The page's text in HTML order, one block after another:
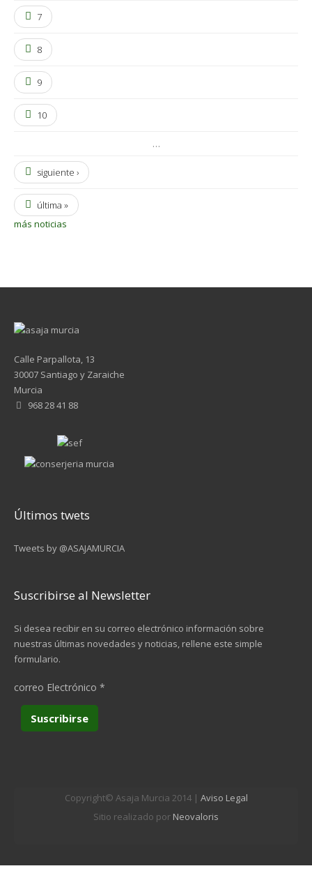
7
8
9
10
…
siguiente ›
última »
más noticias
Calle Parpallota, 13
30007 Santiago y Zaraiche
Murcia
968 28 41 88
Últimos twets
Tweets by @ASAJAMURCIA
Suscribirse al Newsletter
Si desea recibir en su correo electrónico información sobre
nuestras últimas novedades y noticias, rellene este simple
formulario.
correo Electrónico *
Copyright© Asaja Murcia 2014 | Aviso Legal
Sitio realizado por Neovaloris